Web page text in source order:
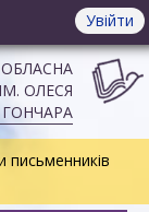
Увійти
ОБЛАСНА
ОЛЕСЯ
ГОНЧАРА
письменників